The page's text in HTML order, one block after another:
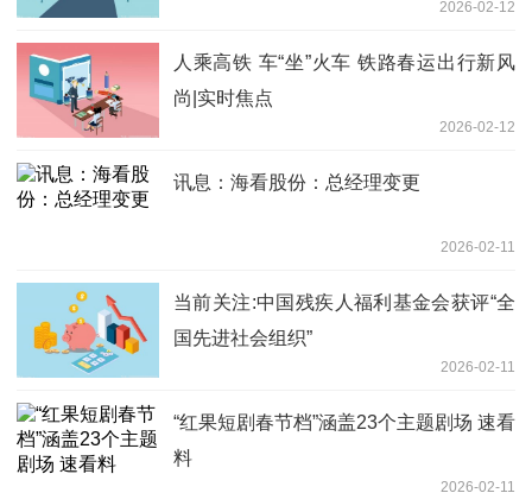
2026-02-12
人乘高铁 车“坐”火车 铁路春运出行新风
尚|实时焦点
2026-02-12
讯息：海看股份：总经理变更
2026-02-11
当前关注:中国残疾人福利基金会获评“全
国先进社会组织”
2026-02-11
​“红果短剧春节档”涵盖23个主题剧场 速看
料
2026-02-11